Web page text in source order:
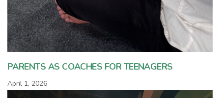
PARENTS AS COACHES FOR TEENAGERS
April 1, 2026